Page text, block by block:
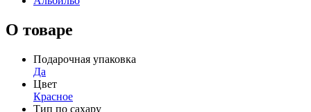
О товаре
Подарочная упаковка
Да
Цвет
Красное
Тип по сахару